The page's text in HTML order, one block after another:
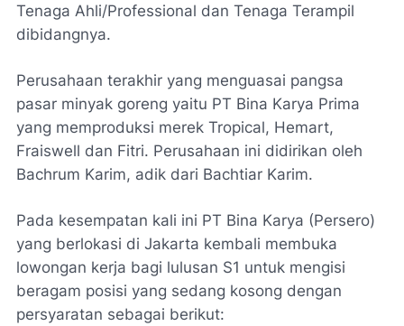
Tenaga Ahli/Professional dan Tenaga Terampil
dibidangnya.
Perusahaan terakhir yang menguasai pangsa
pasar minyak goreng yaitu PT Bina Karya Prima
yang memproduksi merek Tropical, Hemart,
Fraiswell dan Fitri. Perusahaan ini didirikan oleh
Bachrum Karim, adik dari Bachtiar Karim.
Pada kesempatan kali ini PT Bina Karya (Persero)
yang berlokasi di Jakarta kembali membuka
lowongan kerja bagi lulusan S1 untuk mengisi
beragam posisi yang sedang kosong dengan
persyaratan sebagai berikut: